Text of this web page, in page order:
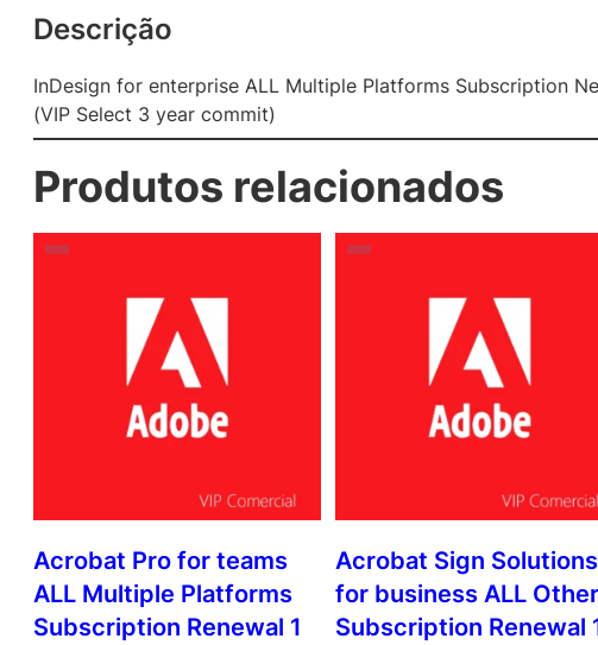
Descrição
InDesign for enterprise ALL Multiple Platforms Subscription
(VIP Select 3 year commit)
Produtos relacionados
Acrobat Pro for teams
ALL Multiple Platforms
Subscription Renewal 1
Acrobat Sign Solutions
for business ALL Other
Subscription Renewal